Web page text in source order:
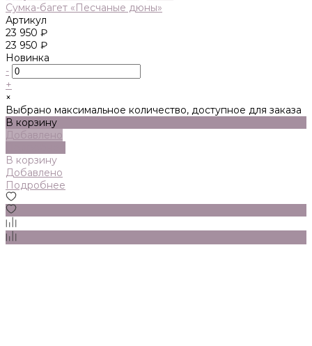
Сумка-багет «Песчаные дюны»
Артикул
23 950 ₽
23 950 ₽
Новинка
-
+
×
Выбрано максимальное количество, доступное для заказа
В корзину
Добавлено
В корзину
Добавлено
Подробнее